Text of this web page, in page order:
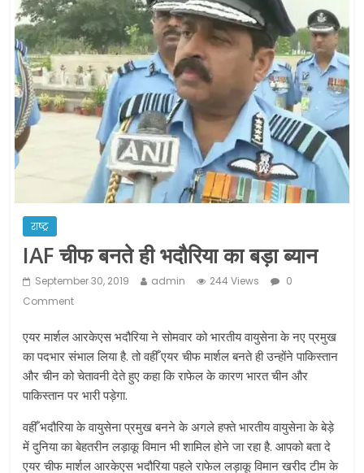
प्रवासियों व मजदूरों को दी गई छूट के बाद लोगो
ने कराया पंजीयन: राजस्थान सरकार
शराब और पान की दुकानों को ग्रीन जोन में
खोलने की मिली इजाजत: गृह मंत्रालय
दो हफ्ते के लिए बढ़ाया लॉकडाउन: गृह मंत्रालय
राष्ट्र
IAF चीफ बनते ही भदौरिया का बड़ा ब्यान
September 30, 2019 admin 244 Views
0
Comment
एयर मार्शल आरकेएस भदौरिया ने सोमवार को भारतीय वायुसेना के नए प्रमुख
का पदभार संभाल लिया है. तो वहीँ एयर चीफ मार्शल बनते ही उन्होंने पाकिस्तान
और चीन को चेतावनी देते हुए कहा कि राफेल के कारण भारत चीन और
पाकिस्तान पर भारी पड़ेगा.
वहीँ भदौरिया के वायुसेना प्रमुख बनने के अगले हफ्ते भारतीय वायुसेना के बेड़े
में दुनिया का बेहतरीन लड़ाकू विमान भी शामिल होने जा रहा है. आपको बता दे
एयर चीफ मार्शल आरकेएस भदौरिया पहले राफेल लड़ाकू विमान खरीद टीम के